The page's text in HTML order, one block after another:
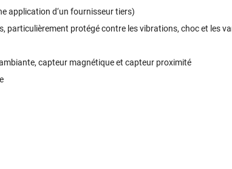
application d‘un fournisseur tiers)
particulièrement protégé contre les vibrations, choc et les
capteur magnétique et capteur proximité